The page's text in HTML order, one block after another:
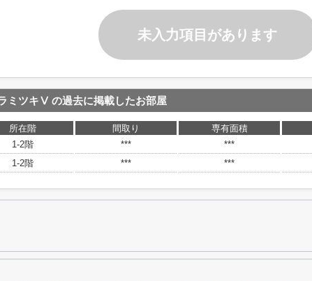
未入力項目があります
ミツキⅤ の過去に掲載したお部屋
所在階 間取り 専有面積
1-2階
*** ***
1-2階
*** ***